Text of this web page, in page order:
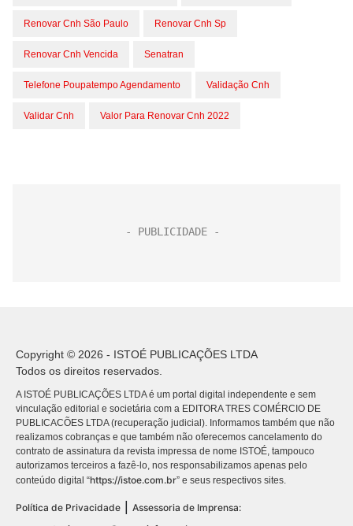
Renovar Cnh São Paulo Renovar Cnh Sp
Renovar Cnh Vencida Senatran
Telefone Poupatempo Agendamento Validação Cnh
Validar Cnh Valor Para Renovar Cnh 2022
Copyright © 2026 - ISTOÉ PUBLICAÇÕES LTDA
Todos os direitos reservados.
A ISTOÉ PUBLICAÇÕES LTDA é um portal digital independente e sem
vinculação editorial e societária com a EDITORA TRES COMÉRCIO DE
PUBLICACÕES LTDA (recuperação judicial). Informamos também que não
realizamos cobranças e que também não oferecemos cancelamento do
contrato de assinatura da revista impressa de nome ISTOÉ, tampouco
autorizamos terceiros a fazê-lo, nos responsabilizamos apenas pelo
conteúdo digital “https://istoe.com.br” e seus respectivos sites.
Política de Privacidade
Assessoria de Imprensa: